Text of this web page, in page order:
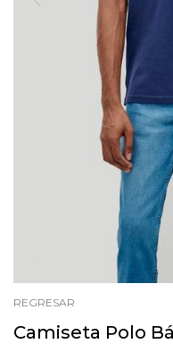
REGRESAR
Camiseta Polo